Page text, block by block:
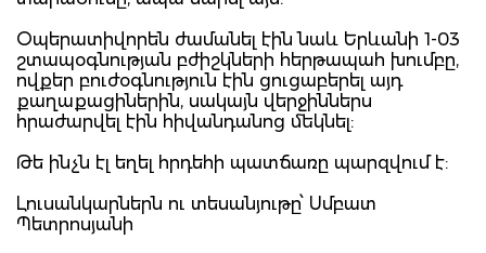
Օպերատիվորեն ժամանել էին նաև Երևանի 1-03
շտապօգնության բժիշկների հերթապահ խումբը,
ովքեր բուժօգնություն էին ցուցաբերել այդ
քաղաքացիներին, սակայն վերջիններս
հրաժարվել էին հիվանդանոց մեկնել:
Թե ինչն էլ եղել հրդեհի պատճառը պարզվում է:
Լուսանկարներն ու տեսանյութը՝ Սմբատ
Պետրոսյանի